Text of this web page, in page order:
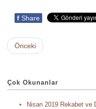
f Share
Önceki
Çok Okunanlar
Nisan 2019 Rekabet ve